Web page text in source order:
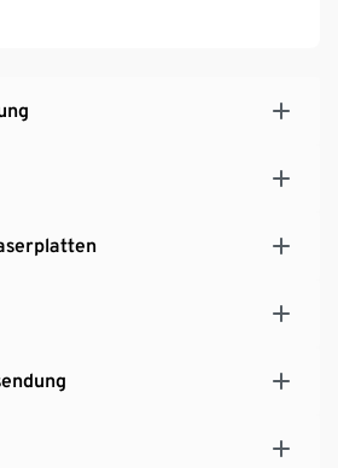
Einlegeböden aus FSC®-
und langlebiger Metall-Rahmen
Füße für einen sicheren Stand